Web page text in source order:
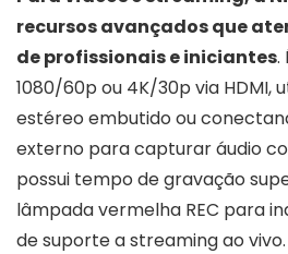
recursos avançados que
de profissionais e iniciantes.
1080/60p ou 4K/30p via HDMI,
estéreo embutido ou
externo para capturar áudio
possui tempo de gravação
lâmpada vermelha REC para
de suporte a streaming ao vivo.